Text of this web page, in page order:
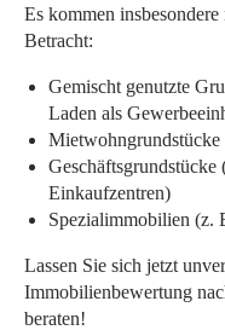
Es kommen
Betracht:
Gemischt genutzte
Laden als
Einkaufzentren)
Spezialimmobilien (z.
Lassen Sie sich jetzt
Immobilienbewertung
beraten!